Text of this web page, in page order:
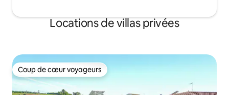
Locations de villas privées
Coup de cœur voyageurs
Coup de cœur voyageurs